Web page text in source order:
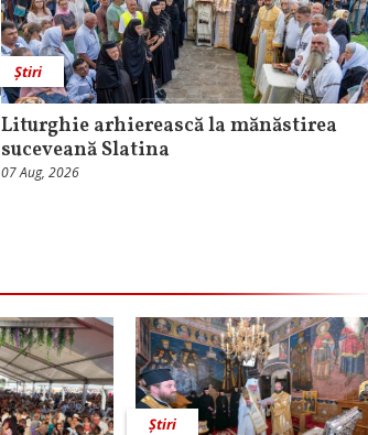
Știri
Liturghie arhierească la mănăstirea
suceveană Slatina
07 Aug, 2026
Știri